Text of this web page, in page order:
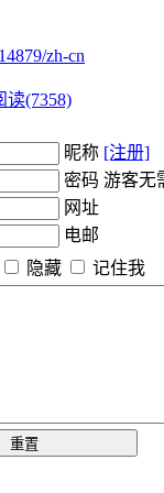
zh-cn
读(7358)
昵称 [注册]
密码 游客无
网址
电邮
隐藏 记住我